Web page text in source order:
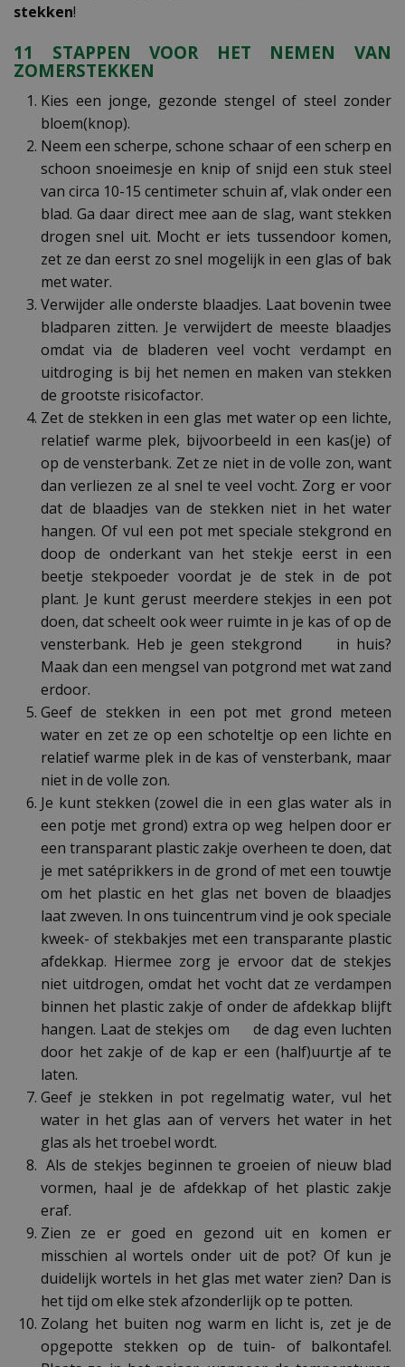
stekken!
11 STAPPEN VOOR HET NEMEN VAN
ZOMERSTEKKEN
Kies een jonge, gezonde stengel of steel zonder
bloem(knop).
Neem een scherpe, schone schaar of een scherp en
schoon snoeimesje en knip of snijd een stuk steel
van circa 10-15 centimeter schuin af, vlak onder een
blad. Ga daar direct mee aan de slag, want stekken
drogen snel uit. Mocht er iets tussendoor komen,
zet ze dan eerst zo snel mogelijk in een glas of bak
met water.
Verwijder alle onderste blaadjes. Laat bovenin twee
bladparen zitten. Je verwijdert de meeste blaadjes
omdat via de bladeren veel vocht verdampt en
uitdroging is bij het nemen en maken van stekken
de grootste risicofactor.
Zet de stekken in een glas met water op een lichte,
relatief warme plek, bijvoorbeeld in een kas(je) of
op de vensterbank. Zet ze niet in de volle zon, want
dan verliezen ze al snel te veel vocht. Zorg er voor
dat de blaadjes van de stekken niet in het water
hangen. Of vul een pot met speciale stekgrond en
doop de onderkant van het stekje eerst in een
beetje stekpoeder voordat je de stek in de pot
plant. Je kunt gerust meerdere stekjes in een pot
doen, dat scheelt ook weer ruimte in je kas of op de
vensterbank. Heb je geen stekgrond in huis?
Maak dan een mengsel van potgrond met wat zand
erdoor.
Geef de stekken in een pot met grond meteen
water en zet ze op een schoteltje op een lichte en
relatief warme plek in de kas of vensterbank, maar
niet in de volle zon.
Je kunt stekken (zowel die in een glas water als in
een potje met grond) extra op weg helpen door er
een transparant plastic zakje overheen te doen, dat
je met satéprikkers in de grond of met een touwtje
om het plastic en het glas net boven de blaadjes
laat zweven. In ons tuincentrum vind je ook speciale
kweek- of stekbakjes met een transparante plastic
afdekkap. Hiermee zorg je ervoor dat de stekjes
niet uitdrogen, omdat het vocht dat ze verdampen
binnen het plastic zakje of onder de afdekkap blijft
hangen. Laat de stekjes om de dag even luchten
door het zakje of de kap er een (half)uurtje af te
laten.
Geef je stekken in pot regelmatig water, vul het
water in het glas aan of ververs het water in het
glas als het troebel wordt.
Als de stekjes beginnen te groeien of nieuw blad
vormen, haal je de afdekkap of het plastic zakje
eraf.
Zien ze er goed en gezond uit en komen er
misschien al wortels onder uit de pot? Of kun je
duidelijk wortels in het glas met water zien? Dan is
het tijd om elke stek afzonderlijk op te potten.
Zolang het buiten nog warm en licht is, zet je de
opgepotte stekken op de tuin- of balkontafel.